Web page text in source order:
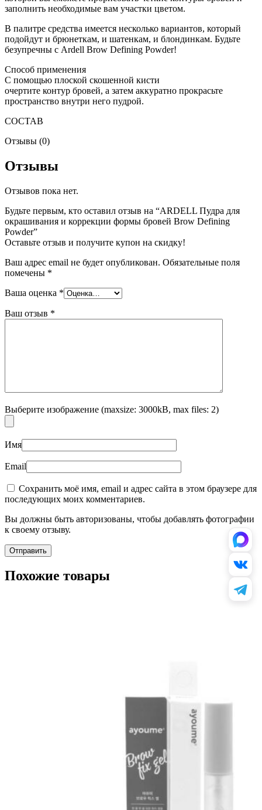
заполнить необходимые вам участки цветом.
В палитре средства имеется несколько вариантов, который
подойдут и брюнеткам, и шатенкам, и блондинкам. Будьте
безупречны с Ardell Brow Defining Powder!
Способ применения
С помощью плоской скошенной кисти
очертите контур бровей, а затем аккуратно прокрасьте
пространство внутри него пудрой.
СОСТАВ
Отзывы (0)
Отзывы
Отзывов пока нет.
Будьте первым, кто оставил отзыв на “ARDELL Пудра для
окрашивания и коррекции формы бровей Brow Defining
Powder”
Оставьте отзыв и получите купон на скидку!
Ваш адрес email не будет опубликован. Обязательные поля
помечены *
Ваша оценка *
Ваш отзыв *
Выберите изображение (maxsize: 3000kB, max files: 2)
Имя
Email
Сохранить моё имя, email и адрес сайта в этом браузере для
последующих моих комментариев.
Вы должны быть авторизованы, чтобы добавлять фотографии
к своему отзыву.
Похожие товары